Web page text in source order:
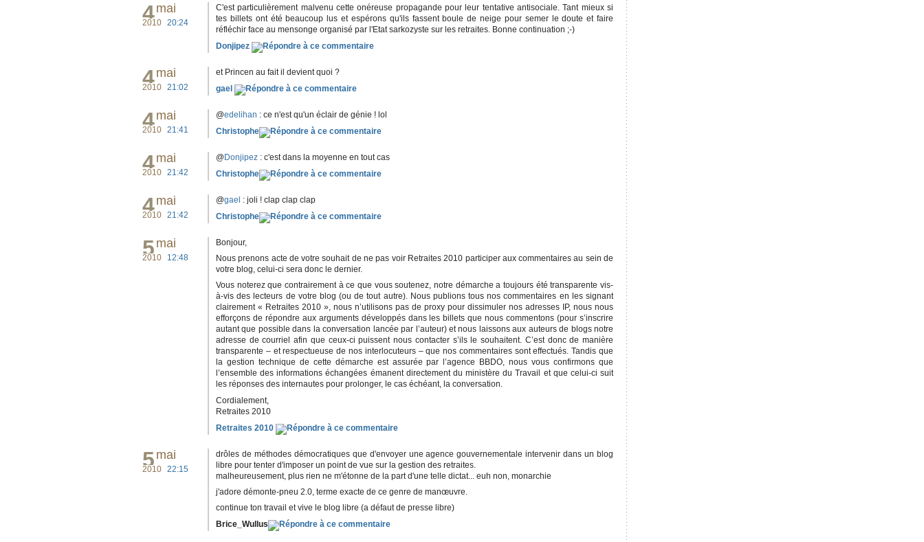
4mai
2010 20:24
C'est particulièrement malvenu cette onéreuse propagande pour leur tentative antisociale. Tant mieux si
tes billets ont été beaucoup lus et espérons qu'ils fassent boule de neige pour semer le doute et faire
réfléchir face au mensonge organisé par l'Etat sarkozyste sur les retraites. Bonne continuation ;-)
Donjipez
4mai
2010 21:02
et Princen au fait il devient quoi ?
gael
4mai
2010 21:41
@edelihan : ce n'est qu'un éclair de génie ! lol
Christophe
4mai
2010 21:42
@Donjipez : c'est dans la moyenne en tout cas
Christophe
4mai
2010 21:42
@gael : joli ! clap clap clap
Christophe
5mai
2010 12:48
Bonjour,
Nous prenons acte de votre souhait de ne pas voir Retraites 2010 participer aux commentaires au sein de
votre blog, celui-ci sera donc le dernier.
Vous noterez que contrairement à ce que vous soutenez, notre démarche a toujours été transparente vis-
à-vis des lecteurs de votre blog (ou de tout autre). Nous publions tous nos commentaires en les signant
clairement « Retraites 2010 », nous n’utilisons pas de proxy pour dissimuler nos adresses IP, nous nous
efforçons de répondre aux arguments développés dans les billets que nous commentons (pour s’inscrire
autant que possible dans la conversation lancée par l’auteur) et nous laissons aux auteurs de blogs notre
adresse de courriel afin que ceux-ci puissent nous contacter s’ils le souhaitent. C’est donc de manière
transparente – et respectueuse de nos interlocuteurs – que nos commentaires sont effectués. Tandis que
la gestion technique de cette démarche est assurée par l’agence BBDO, nous vous confirmons que
l’ensemble des informations échangées émanent directement du ministère du Travail et que celui-ci suit
les réponses des internautes pour prolonger, le cas échéant, la conversation.
Cordialement,
Retraites 2010
Retraites 2010
5mai
2010 22:15
drôles de méthodes démocratiques que d'envoyer une agence gouvernementale intervenir dans un blog
libre pour tenter d'imposer un point de vue sur la gestion des retraites.
malheureusement, plus rien ne m'étonne de la part d'une telle dictat... euh non, monarchie
j'adore démonte-pneu 2.0, terme exacte de ce genre de manœuvre.
continue ton travail et vive le blog libre (a défaut de presse libre)
Brice_Wullus